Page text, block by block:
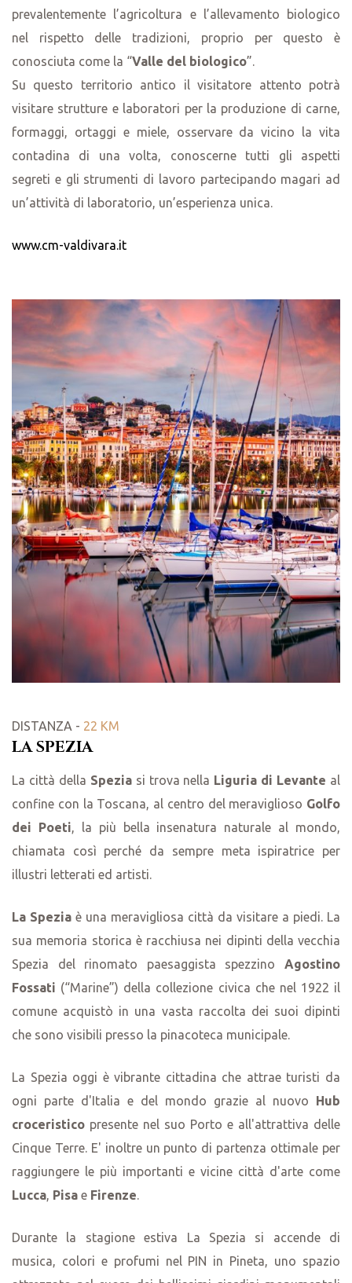
prevalentemente l’agricoltura e l’allevamento biologico
nel rispetto delle tradizioni, proprio per questo è
conosciuta come la “Valle del biologico”.
Su questo territorio antico il visitatore attento potrà
visitare strutture e laboratori per la produzione di carne,
formaggi, ortaggi e miele, osservare da vicino la vita
contadina di una volta, conoscerne tutti gli aspetti
segreti e gli strumenti di lavoro partecipando magari ad
un’attività di laboratorio, un’esperienza unica.
www.cm-valdivara.it
DISTANZA - 22 KM
LA SPEZIA
La città della Speziasi trova nella Liguria di Levante al
confine con la Toscana, al centro del meraviglioso Golfo
dei Poeti , la più bella insenatura naturale al mondo,
chiamata così perché da sempre meta ispiratrice per
illustri letterati ed artisti.
La Spezia è una meravigliosa città da visitare a piedi. La
sua memoria storica è racchiusa nei dipinti della vecchia
Spezia del rinomato paesaggista spezzino Agostino
Fossati (“Marine”) della collezione civica che nel 1922 il
comune acquistò in una vasta raccolta dei suoi dipinti
che sono visibili presso la pinacoteca municipale.
La Spezia oggi è vibrante cittadina che attrae turisti da
ogni parte d'Italia e del mondo grazie al nuovo Hub
croceristico presente nel suo Porto e all'attrattiva delle
Cinque Terre. E' inoltre un punto di partenza ottimale per
raggiungere le più importanti e vicine città d'arte come
Lucca Pisa e Firenze
Durante la stagione estiva La Spezia si accende di
musica, colori e profumi nel PIN in Pineta, uno spazio